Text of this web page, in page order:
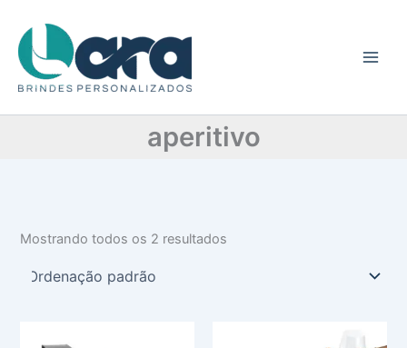
para
conteúdo
aperitivo
t
e
r
Mostrando todos os 2 resultados